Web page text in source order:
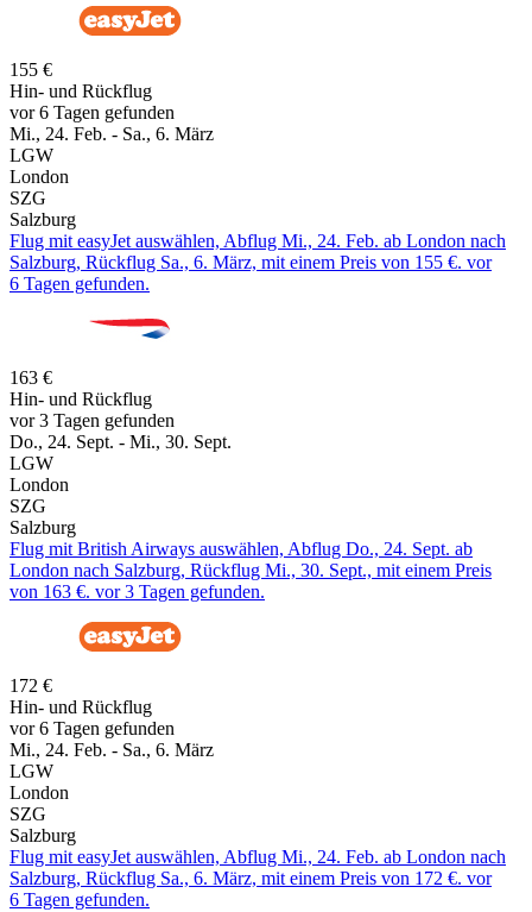
155 €
Hin- und Rückflug
vor 6 Tagen gefunden
Mi., 24. Feb. - Sa., 6. März
LGW
London
SZG
Salzburg
Flug mit easyJet auswählen, Abflug Mi., 24. Feb. ab London nach
Salzburg, Rückflug Sa., 6. März, mit einem Preis von 155 €. vor
6 Tagen gefunden.
163 €
Hin- und Rückflug
vor 3 Tagen gefunden
Do., 24. Sept. - Mi., 30. Sept.
LGW
London
SZG
Salzburg
Flug mit British Airways auswählen, Abflug Do., 24. Sept. ab
London nach Salzburg, Rückflug Mi., 30. Sept., mit einem Preis
von 163 €. vor 3 Tagen gefunden.
172 €
Hin- und Rückflug
vor 6 Tagen gefunden
Mi., 24. Feb. - Sa., 6. März
LGW
London
SZG
Salzburg
Flug mit easyJet auswählen, Abflug Mi., 24. Feb. ab London nach
Salzburg, Rückflug Sa., 6. März, mit einem Preis von 172 €. vor
6 Tagen gefunden.